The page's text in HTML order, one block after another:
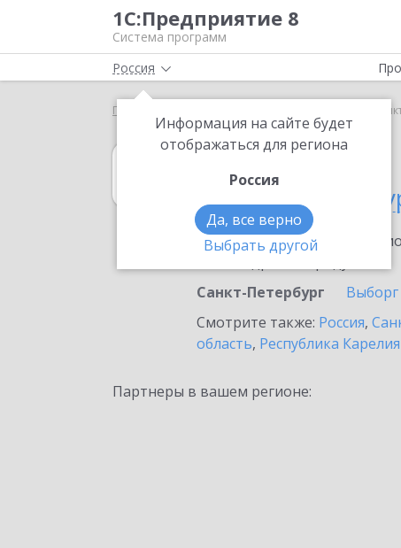
1С:Предприятие 8
Система программ
Россия
Информация на сайте будет
отображаться для региона
Россия
Да, все верно
Выбрать другой
Главная
1С:MDM КОРП
в Санкт-
Ознакомьтесь с
Санкт-Петербург
Выборг
Смотрите также: Россия,
область, Республика Карелия
Партнеры в вашем регионе: